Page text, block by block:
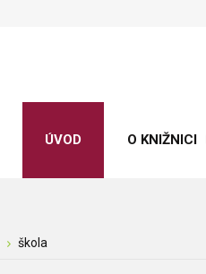
ÚVOD O KNIŽNICI
škola